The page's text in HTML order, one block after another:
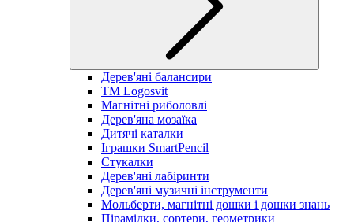
Дерев'яні балансири
TM Logosvit
Магнітні риболовлі
Дерев'яна мозаїка
Дитячі каталки
Іграшки SmartPencil
Стукалки
Дерев'яні лабіринти
Дерев'яні музичні інструменти
Мольберти, магнітні дошки і дошки знань
Пірамідки, сортери, геометрики